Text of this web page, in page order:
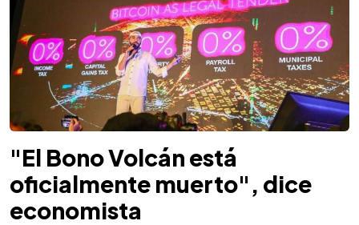
"El Bono Volcán está
oficialmente muerto", dice
economista